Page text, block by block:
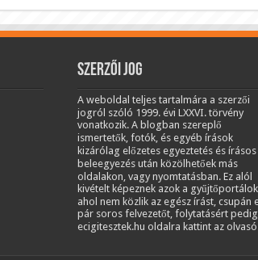
Szerzői jog
A weboldal teljes tartalmára a szerzői
jogról szóló 1999. évi LXXVI. törvény
vonatkozik. A blogban szereplő
ismertetők, fotók, és egyéb írások
kizárólag előzetes egyeztetés és írásos
beleegyezés után közölhetőek más
oldalakon, vagy nyomtatásban. Ez alól
kivételt képeznek azok a
ahol nem közlik az egész írást, csupán
pár soros felvezetőt, folytatásért
ecigitesztek.hu oldalra kattint az